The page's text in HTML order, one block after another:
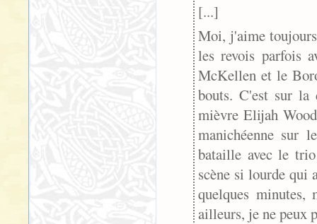
[...]
Moi, j'aime toujours
les revois parfois
McKellen et le
bouts. C'est sur la
mièvre Elijah
manichéenne sur
bataille avec le
scène si lourde qui
quelques
ailleurs, je ne peux